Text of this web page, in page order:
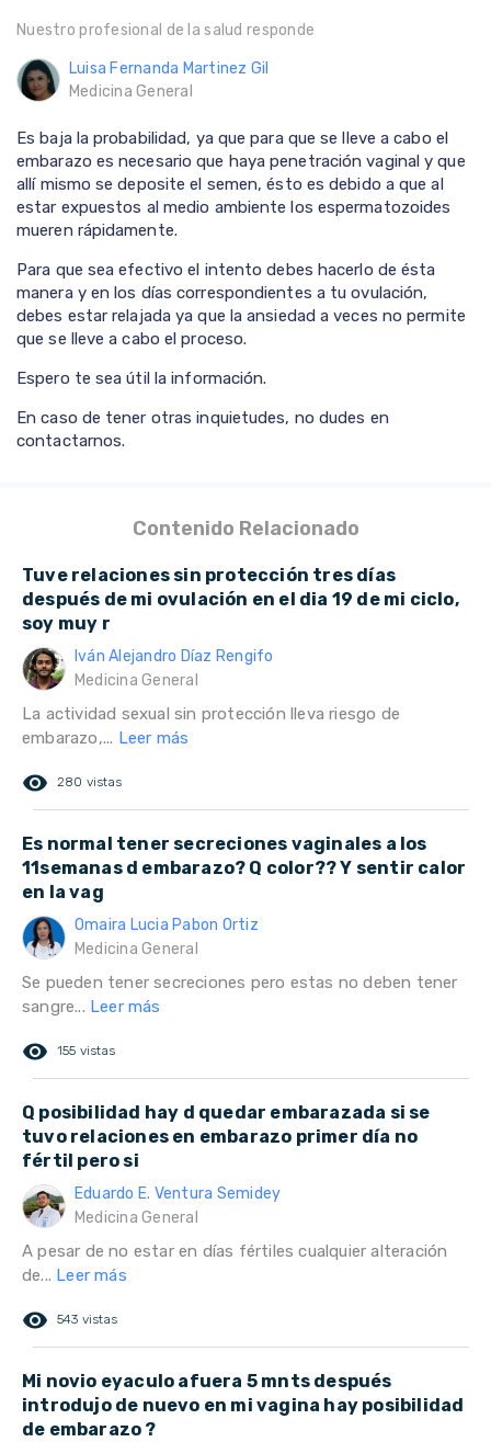
Nuestro profesional de la salud responde
Luisa Fernanda Martinez Gil
Medicina General
Es baja la probabilidad, ya que para que se lleve a cabo el
embarazo es necesario que haya penetración vaginal y que
allí mismo se deposite el semen, ésto es debido a que al
estar expuestos al medio ambiente los espermatozoides
mueren rápidamente.
Para que sea efectivo el intento debes hacerlo de ésta
manera y en los días correspondientes a tu ovulación,
debes estar relajada ya que la ansiedad a veces no permite
que se lleve a cabo el proceso.
Espero te sea útil la información.
En caso de tener otras inquietudes, no dudes en
contactarnos.
Contenido Relacionado
Tuve relaciones sin protección tres días
después de mi ovulación en el dia 19 de mi ciclo,
soy muy r
Iván Alejandro Díaz Rengifo
Medicina General
La actividad sexual sin protección lleva riesgo de
embarazo,... Leer más
remove_red_eye 280 vistas
Es normal tener secreciones vaginales a los
11semanas d embarazo? Q color?? Y sentir calor
en la vag
Omaira Lucia Pabon Ortiz
Medicina General
Se pueden tener secreciones pero estas no deben tener
sangre... Leer más
remove_red_eye 155 vistas
Q posibilidad hay d quedar embarazada si se
tuvo relaciones en embarazo primer día no
fértil pero si
Eduardo E. Ventura Semidey
Medicina General
A pesar de no estar en días fértiles cualquier alteración
de... Leer más
remove_red_eye 543 vistas
Mi novio eyaculo afuera 5 mnts después
introdujo de nuevo en mi vagina hay posibilidad
de embarazo ?